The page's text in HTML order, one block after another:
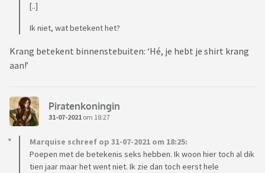
[..]
Ik niet, wat betekent het?
Krang betekent binnenstebuiten: ‘Hé, je hebt je shirt krang
aan!’
Piratenkoningin
31-07-2021 om 18:27
Marquise schreef op 31-07-2021 om 18:25:
Poepen met de betekenis seks hebben. Ik woon hier toch al dik
tien jaar maar het went niet. Ik zie dan toch eerst hele